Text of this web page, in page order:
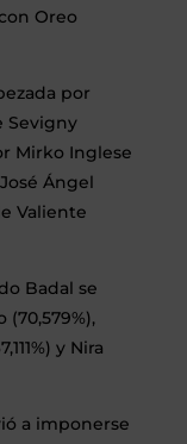
Oreo
por
Sevigny
Mirko Inglese
Ángel
Valiente
Badal se
y Nira
a imponerse